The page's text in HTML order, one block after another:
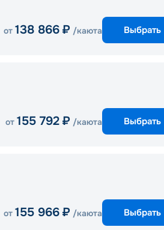
от 138 866 ₽ /каюта Выбрать
от 155 792 ₽ /каюта Выбрать
от 155 966 ₽ /каюта Выбрать